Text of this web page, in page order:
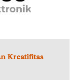
Kreatifitas